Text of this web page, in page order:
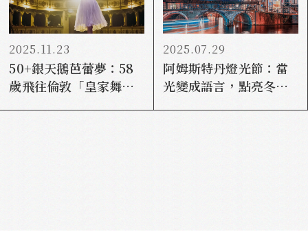
2025.11.23
50+銀天鵝芭蕾夢：58
歲飛往倫敦「皇家舞蹈
2025.07.29
阿姆斯特丹燈光節：當
光變成語言，點亮冬夜